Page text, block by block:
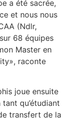
a été sacrée,
et nous nous
(Ndlr,
68 équipes
Master en
raconte
joue ensuite
qu’étudiant
transfert de la